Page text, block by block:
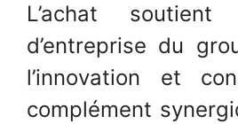
L’achat
d’entreprise du
l’innovation et
complément